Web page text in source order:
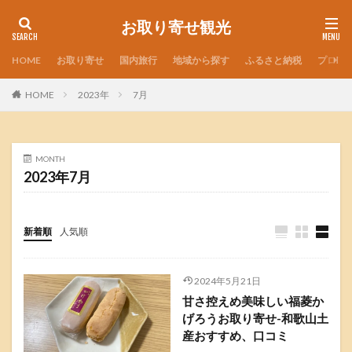
お取り寄せ観光
HOME お取り寄せ 国内旅行 地域から探す ふるさと納税 プロフ
HOME 2023年 7月
MONTH
2023年7月
新着順 人気順
2024年5月21日
甘さ控えめ美味しい福菱か
げろうお取り寄せ-和歌山土
産おすすめ、口コミ